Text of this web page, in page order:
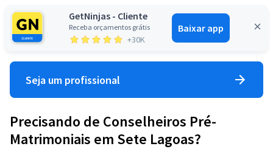
GetNinjas - Cliente
Receba orçamentos grátis
+30K
Baixar app
Entrar
Seja um profissional
Precisando de Conselheiros Pré-
Matrimoniais em Sete Lagoas?